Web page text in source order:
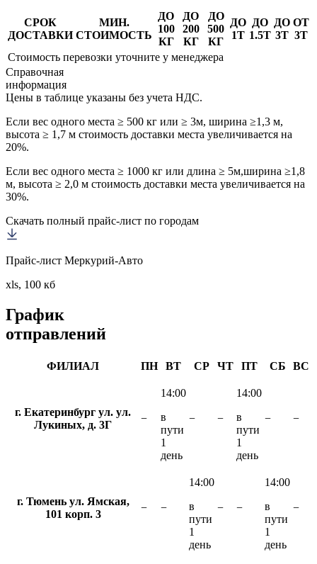
СРОК
ДОСТАВКИ
МИН.
СТОИМОСТЬ
ДО
100
КГ
ДО
200
КГ
ДО
500
КГ
ДО
1Т
ДО
1.5Т
ДО
3Т
ОТ
3Т
Стоимость перевозки уточните у менеджера
Справочная
информация
Цены в таблице указаны без учета НДС.
Если вес одного места ≥ 500 кг или ≥ 3м, ширина ≥1,3 м,
высота ≥ 1,7 м стоимость доставки места увеличивается на
20%.
Если вес одного места ≥ 1000 кг или длина ≥ 5м,ширина ≥1,8
м, высота ≥ 2,0 м стоимость доставки места увеличивается на
30%.
Скачать полный прайс-лист по городам
Прайс-лист Меркурий-Авто
xls, 100 кб
График
отправлений
ФИЛИАЛ ПН ВТ СР ЧТ ПТ СБ ВС
г. Екатеринбург ул. ул.
Лукиных, д. 3Г
−
14:00
в
пути
1
день
− −
14:00
в
пути
1
день
− −
г. Тюмень ул. Ямская,
101 корп. 3
− −
14:00
в
пути
1
день
− −
14:00
в
пути
1
день
−